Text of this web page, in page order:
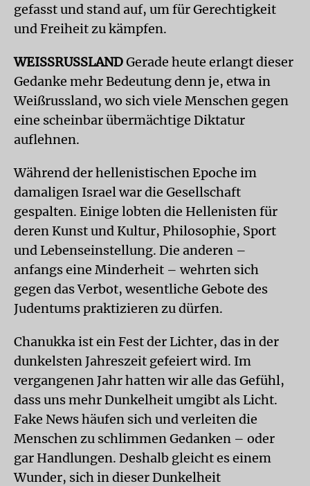
gefasst und stand auf, um für Gerechtigkeit
und Freiheit zu kämpfen.
WEISSRUSSLANDGerade heute erlangt dieser
Gedanke mehr Bedeutung denn je, etwa in
Weißrussland, wo sich viele Menschen gegen
eine scheinbar übermächtige Diktatur
auflehnen.
Während der hellenistischen Epoche im
damaligen Israel war die Gesellschaft
gespalten. Einige lobten die Hellenisten für
deren Kunst und Kultur, Philosophie, Sport
und Lebenseinstellung. Die anderen –
anfangs eine Minderheit – wehrten sich
gegen das Verbot, wesentliche Gebote des
Judentums praktizieren zu dürfen.
Chanukka ist ein Fest der Lichter, das in der
dunkelsten Jahreszeit gefeiert wird. Im
vergangenen Jahr hatten wir alle das Gefühl,
dass uns mehr Dunkelheit umgibt als Licht.
Fake News häufen sich und verleiten die
Menschen zu schlimmen Gedanken – oder
gar Handlungen. Deshalb gleicht es einem
Wunder, sich in dieser Dunkelheit